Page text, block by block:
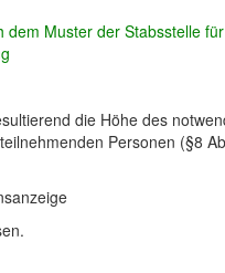
Muster der Stabsstelle
die Höhe des
Personen (§8